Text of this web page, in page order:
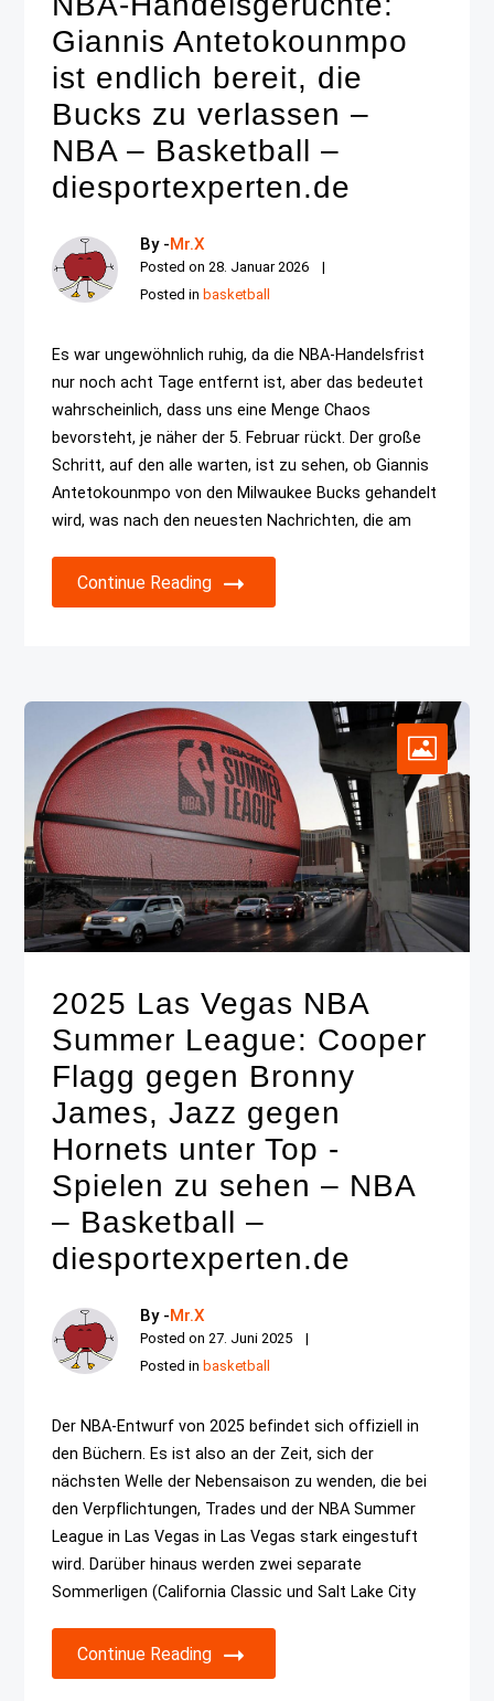
Giannis Antetokounmpo
ist endlich bereit, die
Bucks zu verlassen –
NBA – Basketball –
diesportexperten.de
By -Mr.X
Posted on28. Januar 2026
Posted in basketball
Es war ungewöhnlich ruhig, da die NBA-Handelsfrist
nur noch acht Tage entfernt ist, aber das bedeutet
wahrscheinlich, dass uns eine Menge Chaos
bevorsteht, je näher der 5. Februar rückt. Der große
Schritt, auf den alle warten, ist zu sehen, ob Giannis
Antetokounmpo von den Milwaukee Bucks gehandelt
wird, was nach den neuesten Nachrichten, die am
Continue Reading
2025 Las Vegas NBA
Summer League: Cooper
Flagg gegen Bronny
James, Jazz gegen
Hornets unter Top -
Spielen zu sehen – NBA
– Basketball –
diesportexperten.de
By -Mr.X
Posted on27. Juni 2025
Posted in basketball
Der NBA-Entwurf von 2025 befindet sich offiziell in
den Büchern. Es ist also an der Zeit, sich der
nächsten Welle der Nebensaison zu wenden, die bei
den Verpflichtungen, Trades und der NBA Summer
League in Las Vegas in Las Vegas stark eingestuft
wird. Darüber hinaus werden zwei separate
Sommerligen (California Classic und Salt Lake City
Continue Reading